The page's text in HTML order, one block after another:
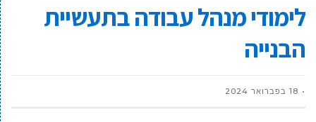
לימודי מנהל עבודה בתעשיית
הבנייה
18 בפברואר 2024